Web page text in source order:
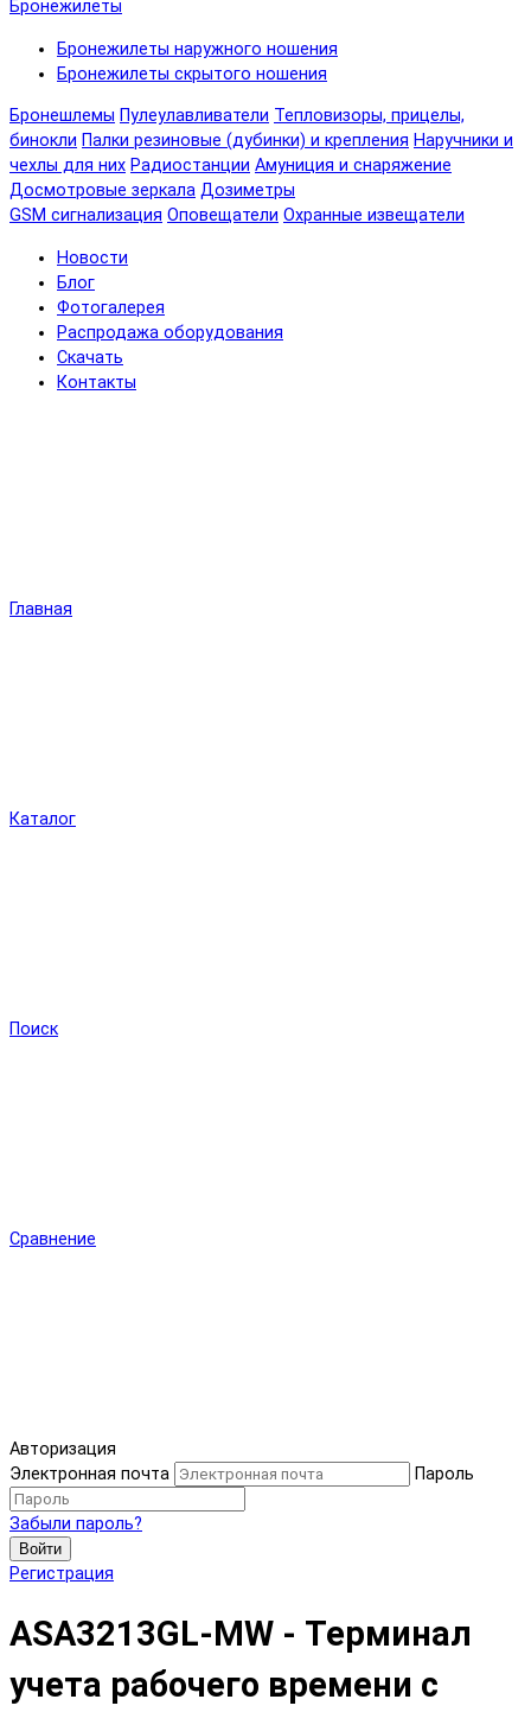
Бронежилеты
Бронежилеты наружного ношения
Бронежилеты скрытого ношения
Бронешлемы Пулеулавливатели Тепловизоры, прицелы,
бинокли Палки резиновые (дубинки) и крепления Наручники и
чехлы для них Радиостанции Амуниция и снаряжение
Досмотровые зеркала Дозиметры
GSM сигнализация Оповещатели Охранные извещатели
Новости
Блог
Фотогалерея
Распродажа оборудования
Скачать
Контакты
Главная
Каталог
Поиск
Сравнение
Авторизация
Электронная почта
Пароль
Забыли пароль?
Войти
Регистрация
ASA3213GL-MW - Терминал
учета рабочего времени с